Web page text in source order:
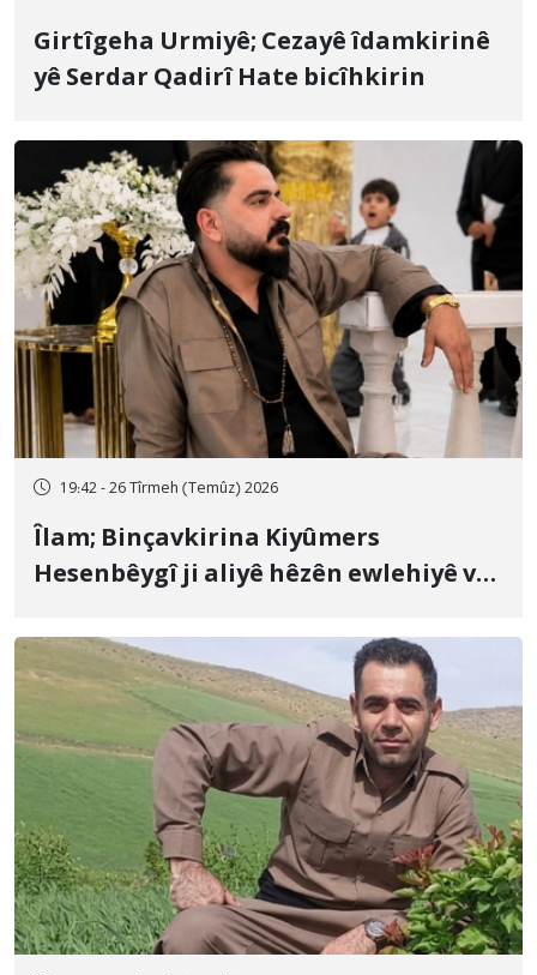
Girtîgeha Urmiyê; Cezayê îdamkirinê
yê Serdar Qadirî Hate bicîhkirin
19:42 - 26 Tîrmeh (Temûz) 2026
Îlam; Binçavkirina Kiyûmers
Hesenbêygî ji aliyê hêzên ewlehiyê ve